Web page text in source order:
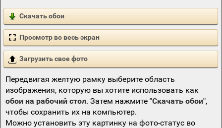
Скачать обои
Просмотр во весь экран
Загрузить свое фото
Передвигая желтую рамку выберите область
изображения, которую вы хотите использовать как
обои на рабочий стол. Затем нажмите "Скачать обои",
чтобы сохранить их на компьютер.
Можно установить эту картинку на фото-статус во